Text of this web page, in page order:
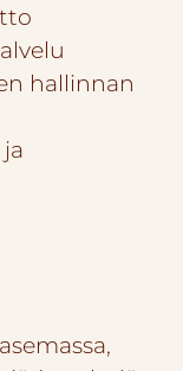
hallinnan